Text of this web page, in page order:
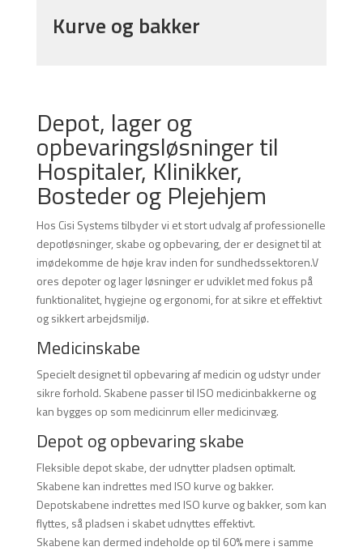
Kurve og bakker
Depot, lager og
opbevaringsløsninger til
Hospitaler, Klinikker,
Bosteder og Plejehjem
Hos Cisi Systems tilbyder vi et stort udvalg af professionelle
depotløsninger, skabe og opbevaring, der er designet til at
imødekomme de høje krav inden for sundhedssektoren.V
ores depoter og lager løsninger er udviklet med fokus på
funktionalitet, hygiejne og ergonomi, for at sikre et effektivt
og sikkert arbejdsmiljø.
Medicinskabe
Specielt designet til opbevaring af medicin og udstyr under
sikre forhold. Skabene passer til ISO medicinbakkerne og
kan bygges op som medicinrum eller medicinvæg.
Depot og opbevaring skabe
Fleksible depot skabe, der udnytter pladsen optimalt.
Skabene kan indrettes med ISO kurve og bakker.
Depotskabene indrettes med ISO kurve og bakker, som kan
flyttes, så pladsen i skabet udnyttes effektivt.
Skabene kan dermed indeholde op til 60% mere i samme